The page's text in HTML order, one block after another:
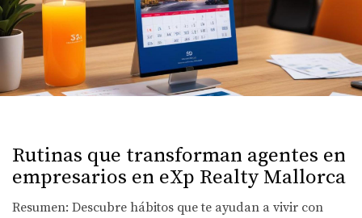
Rutinas que transforman agentes en
empresarios en eXp Realty Mallorca
Resumen: Descubre hábitos que te ayudan a vivir con